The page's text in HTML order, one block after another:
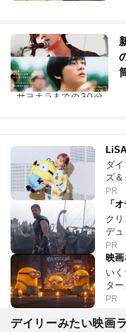
ダ
ズ
PR
「
ク
デュ
PR
映画
い
ター
PR
デイリーみたい映画